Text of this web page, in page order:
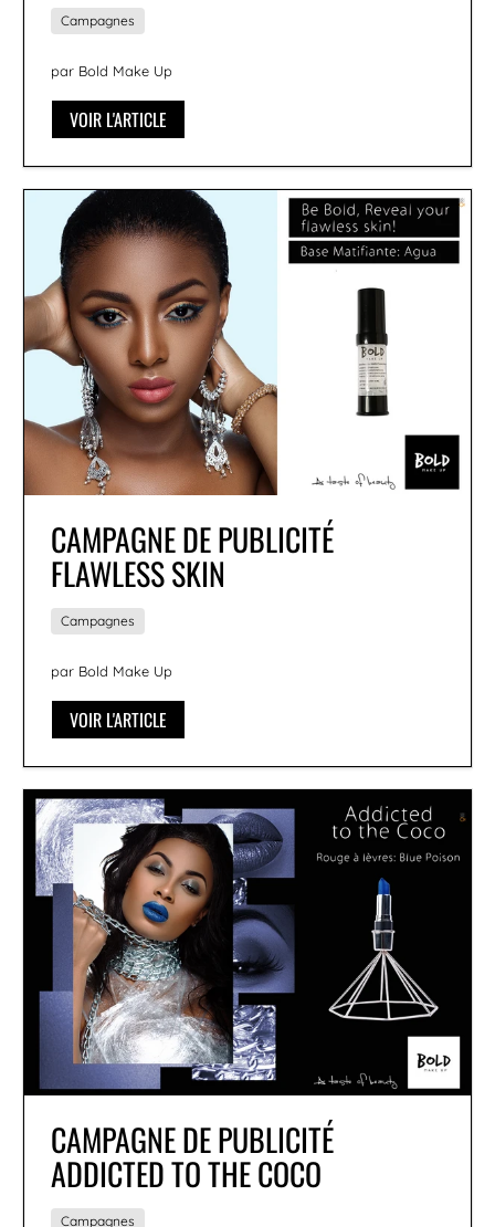
Campagnes
par Bold Make Up
VOIR L'ARTICLE
CAMPAGNE DE PUBLICITÉ
FLAWLESS SKIN
Campagnes
par Bold Make Up
VOIR L'ARTICLE
CAMPAGNE DE PUBLICITÉ
ADDICTED TO THE COCO
Campagnes